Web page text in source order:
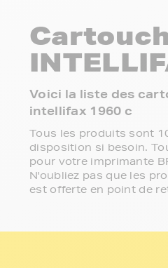
Voici la liste des
intellifax 1960 c
Tous les produits sont
disposition si besoin.
pour votre imprimante
N'oubliez pas que les
est offerte en point de